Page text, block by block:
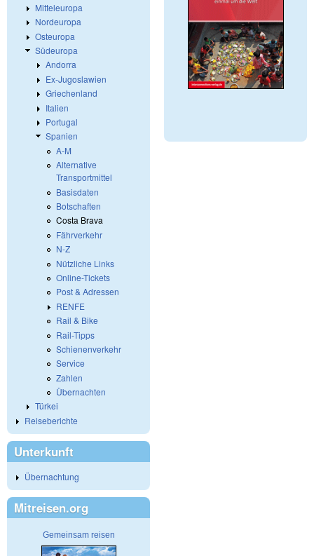
Mitteleuropa
Nordeuropa
Osteuropa
Südeuropa
Andorra
Ex-Jugoslawien
Griechenland
Italien
Portugal
Spanien
A-M
Alternative
Transportmittel
Basisdaten
Botschaften
Costa Brava
Fährverkehr
N-Z
Nützliche Links
Online-Tickets
Post & Adressen
RENFE
Rail & Bike
Rail-Tipps
Schienenverkehr
Service
Zahlen
Übernachten
Türkei
Reiseberichte
Unterkunft
Übernachtung
Mitreisen.org
Gemeinsam reisen